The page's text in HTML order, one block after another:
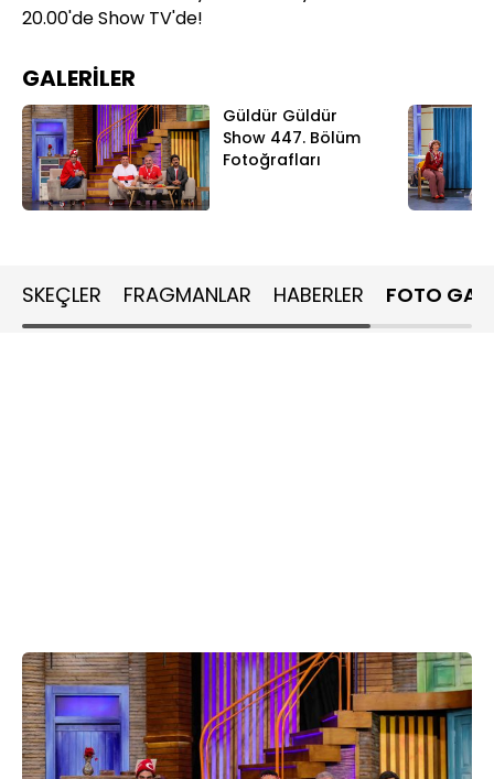
20.00'de Show TV'de!
GALERİLER
Güldür Güldür
Show 447. Bölüm
Fotoğrafları
SKEÇLER FRAGMANLAR HABERLER FOTO